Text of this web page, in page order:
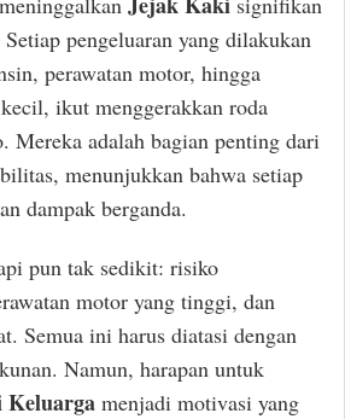
pengeluaran yang dilakukan
perawatan motor, hingga
ikut menggerakkan roda
Mereka adalah bagian penting dari
menunjukkan bahwa setiap
dampak berganda.
pun tak sedikit: risiko
motor yang tinggi, dan
Semua ini harus diatasi dengan
Namun, harapan untuk
menjadi motivasi yang